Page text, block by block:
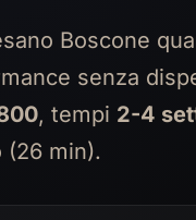
Boscone
senza
, tempi 2-4
(26 min).